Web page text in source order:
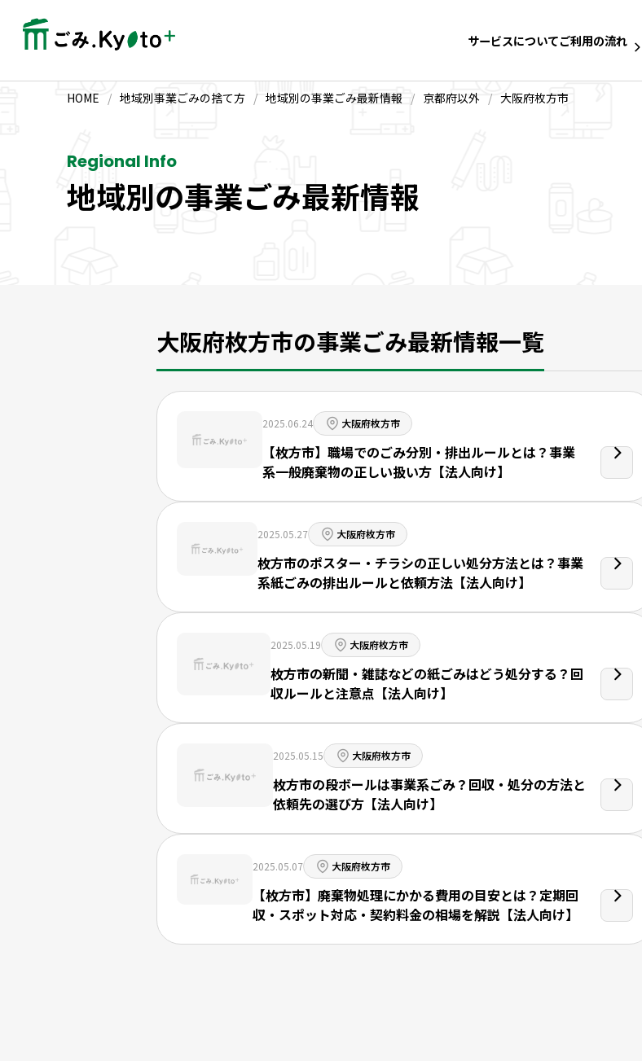
サービスについてご利用の流れ
HOME / 地域別事業ごみの捨て方 / 地域別の事業ごみ最新情報 / 京都府以外 / 大阪府枚方市
Regional Info
地域別の事業ごみ最新情報
大阪府枚方市の事業ごみ最新情報一覧
2025.06.24 大阪府枚方市
【枚方市】職場でのごみ分別・排出ルールとは？事業
系一般廃棄物の正しい扱い方【法人向け】
2025.05.27 大阪府枚方市
枚方市のポスター・チラシの正しい処分方法とは？事業
系紙ごみの排出ルールと依頼方法【法人向け】
2025.05.19 大阪府枚方市
枚方市の新聞・雑誌などの紙ごみはどう処分する？回
収ルールと注意点【法人向け】
2025.05.15 大阪府枚方市
枚方市の段ボールは事業系ごみ？回収・処分の方法と
依頼先の選び方【法人向け】
2025.05.07 大阪府枚方市
【枚方市】廃棄物処理にかかる費用の目安とは？定期回
収・スポット対応・契約料金の相場を解説【法人向け】